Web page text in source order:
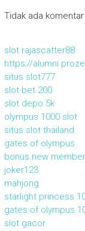
Tidak ada
slot rajascatter88
https://
situs slot777
slot bet 200
slot depo 5k
olympus 1000 slot
situs slot thailand
gates of olympus
bonus new member
joker123
mahjong
starlight princess
gates of olympus
slot gacor